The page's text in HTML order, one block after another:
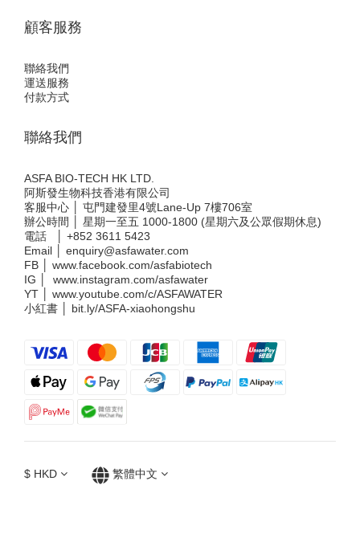
顧客服務
聯絡我們
運送服務
付款方式
聯絡我們
ASFA BIO-TECH HK LTD.
阿斯發生物科技香港有限公司
客服中心 │ 屯門建發里4號Lane-Up 7樓706室
辦公時間 │ 星期一至五 1000-1800 (星期六及公眾假期休息)
電話 │ +852 3611 5423
Email │ enquiry@asfawater.com
FB │ www.facebook.com/asfabiotech
IG │ www.instagram.com/asfawater
YT │ www.youtube.com/c/ASFAWATER
小紅書 │ bit.ly/ASFA-xiaohongshu
$ HKD 繁體中文